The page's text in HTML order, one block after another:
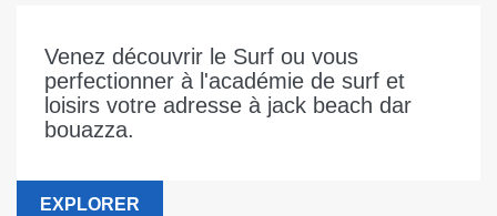
Venez découvrir le Surf ou vous
perfectionner à l'académie de surf et
loisirs votre adresse à jack beach dar
bouazza.
EXPLORER